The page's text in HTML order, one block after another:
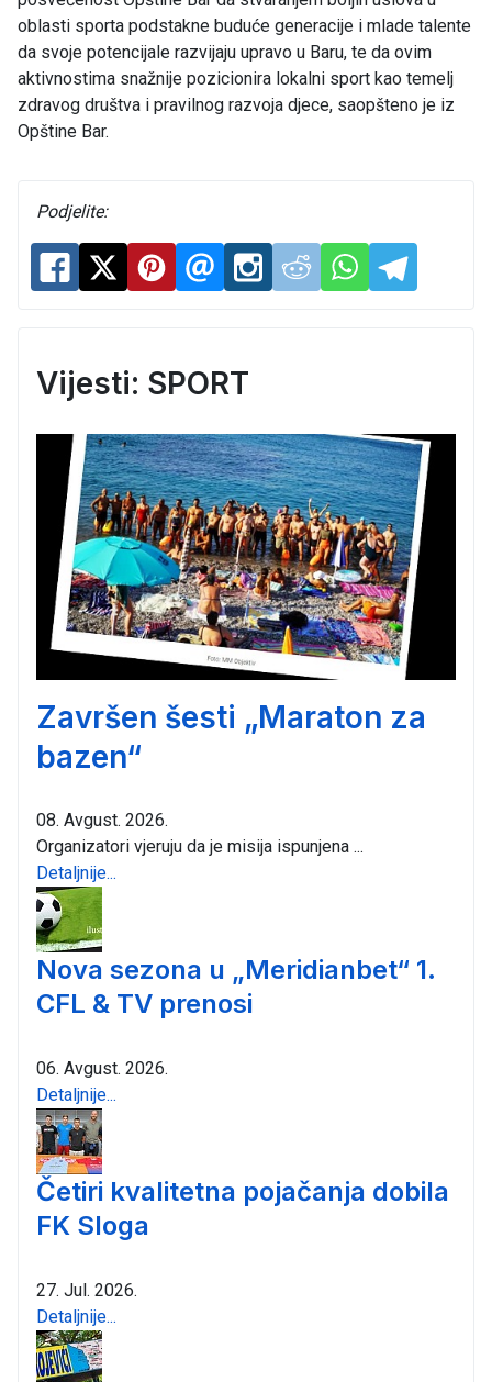
oblasti sporta podstakne buduće generacije i mlade talente
da svoje potencijale razvijaju upravo u Baru, te da ovim
aktivnostima snažnije pozicionira lokalni sport kao temelj
zdravog društva i pravilnog razvoja djece, saopšteno je iz
Opštine Bar.
Podjelite:
Vijesti: SPORT
Završen šesti „Maraton za
bazen“
08. Avgust. 2026.
Organizatori vjeruju da je misija ispunjena ...
Detaljnije...
Nova sezona u „Meridianbet“ 1.
CFL & TV prenosi
06. Avgust. 2026.
Detaljnije...
Četiri kvalitetna pojačanja dobila
FK Sloga
27. Jul. 2026.
Detaljnije...